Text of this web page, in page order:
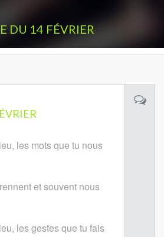
DU 14 FÉVRIER
les mots que tu nous
et souvent nous
les gestes que tu fais